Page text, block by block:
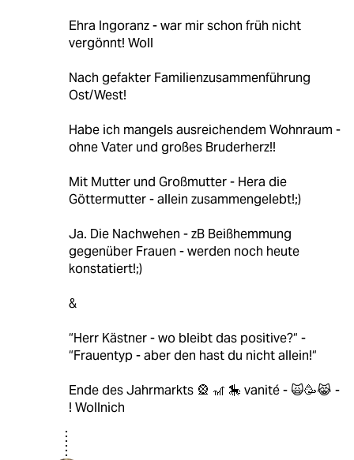
Ehra Ingoranz - war mir schon früh nicht
vergönnt! Woll
Nach gefakter Familienzusammenführung
Ost/West!
Habe ich mangels ausreichendem Wohnraum -
ohne Vater und großes Bruderherz!!
Mit Mutter und Großmutter - Hera die
Göttermutter - allein zusammengelebt!;)
Ja. Die Nachwehen - zB Beißhemmung
gegenüber Frauen - werden noch heute
konstatiert!;)
&
“Herr Kästner - wo bleibt das positive?“ -
“Frauentyp - aber den hast du nicht allein!“
Ende des Jahrmarkts 🎡 🎢 🎠 vanité - 🙀🥳😹 -
! Wollnich